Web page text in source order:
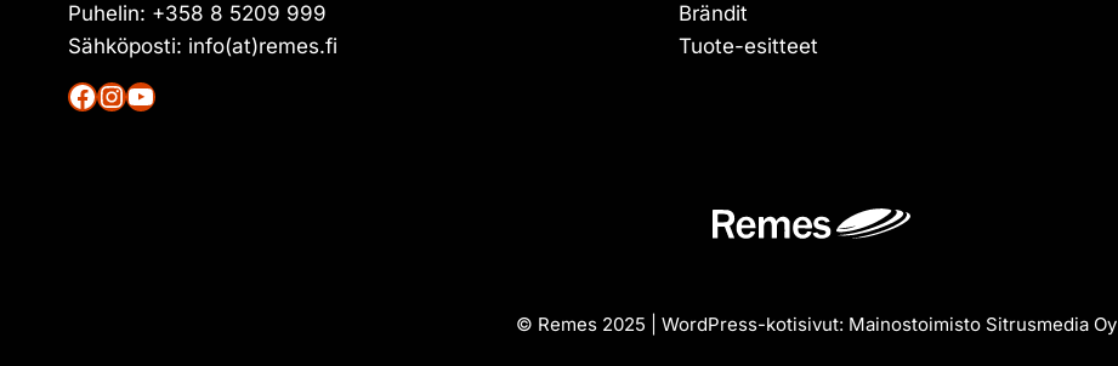
Puhelin: +358 8 5209 999
Sähköposti: info(at)remes.fi
Facebook
Instagram
YouTube
Brändit
Tuote-esitteet
© Remes 2025 | WordPress-kotisivut: Mainostoimisto Sitrusmedia Oy